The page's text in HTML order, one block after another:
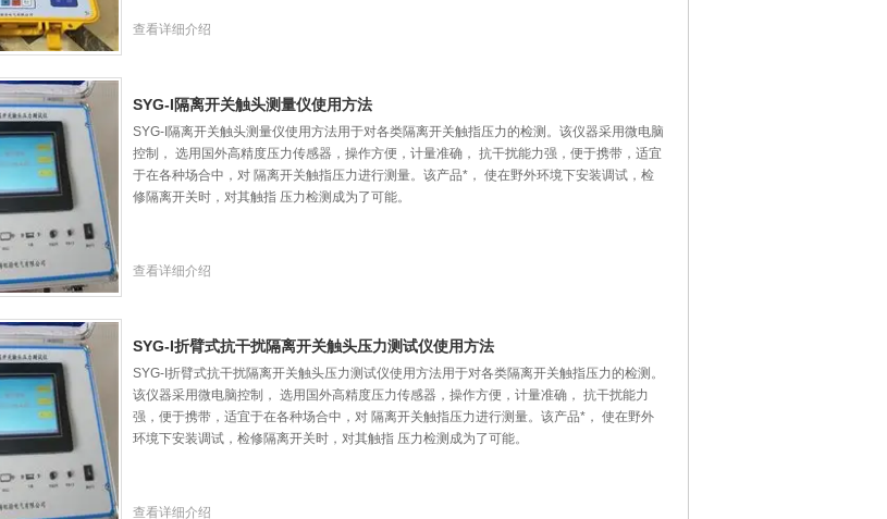
查看详细介绍
SYG-I隔离开关触头测量仪使用方法
SYG-I隔离开关触头测量仪使用方法用于对各类隔离开关触指压力的检测。该仪器采用微电脑
控制， 选用国外高精度压力传感器，操作方便，计量准确， 抗干扰能力强，便于携带，适宜
于在各种场合中，对 隔离开关触指压力进行测量。该产品*， 使在野外环境下安装调试，检
修隔离开关时，对其触指 压力检测成为了可能。
查看详细介绍
SYG-I折臂式抗干扰隔离开关触头压力测试仪使用方法
SYG-I折臂式抗干扰隔离开关触头压力测试仪使用方法用于对各类隔离开关触指压力的检测。
该仪器采用微电脑控制， 选用国外高精度压力传感器，操作方便，计量准确， 抗干扰能力
强，便于携带，适宜于在各种场合中，对 隔离开关触指压力进行测量。该产品*， 使在野外
环境下安装调试，检修隔离开关时，对其触指 压力检测成为了可能。
查看详细介绍